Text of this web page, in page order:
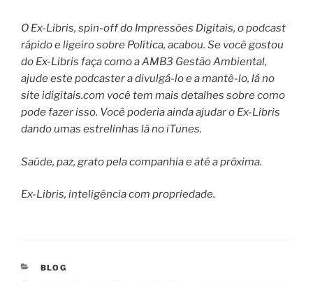
O Ex-Libris, spin-off do Impressões Digitais, o podcast
rápido e ligeiro sobre Política, acabou. Se você gostou
do Ex-Libris faça como a AMB3 Gestão Ambiental,
ajude este podcaster a divulgá-lo e a mantê-lo, lá no
site idigitais.com você tem mais detalhes sobre como
pode fazer isso. Você poderia ainda ajudar o Ex-Libris
dando umas estrelinhas lá no iTunes.
Saúde, paz, grato pela companhia e até a próxima.
Ex-Libris, inteligência com propriedade.
CATEGORIES
BLOG